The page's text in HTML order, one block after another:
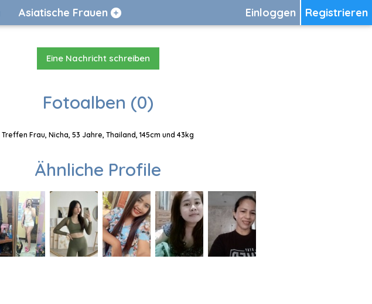
Registrieren
Einloggen
Asiatische Frauen
Eine Nachricht schreiben
Fotoalben (0)
Treffen Frau, Nicha, 53 Jahre, Thailand, 145cm und 43kg
Ähnliche Profile